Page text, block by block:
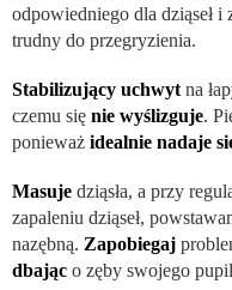
odpowiedniego dla dziąseł i
trudny do przegryzienia.
Stabilizujący uchwyt na
czemu się nie wyślizguje.
ponieważ idealnie nadaje
Masuje dziąsła, a przy
zapaleniu dziąseł,
nazębną. Zapobiegaj
dbając o zęby swojego